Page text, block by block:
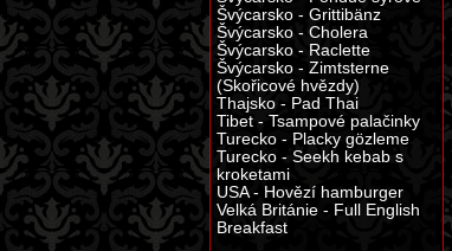
Švýcarsko - Grittibänz
Švýcarsko - Cholera
Švýcarsko - Raclette
Švýcarsko - Zimtsterne
(Skořicové hvězdy)
Thajsko - Pad Thai
Tibet - Tsampové palačinky
Turecko - Placky gözleme
Turecko - Seekh kebab s
kroketami
USA - Hovězí hamburger
Velká Británie - Full English
Breakfast